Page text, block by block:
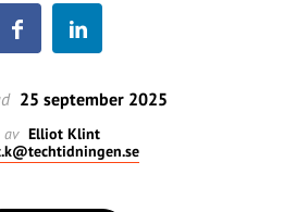
25 september 2025
av Elliot Klint